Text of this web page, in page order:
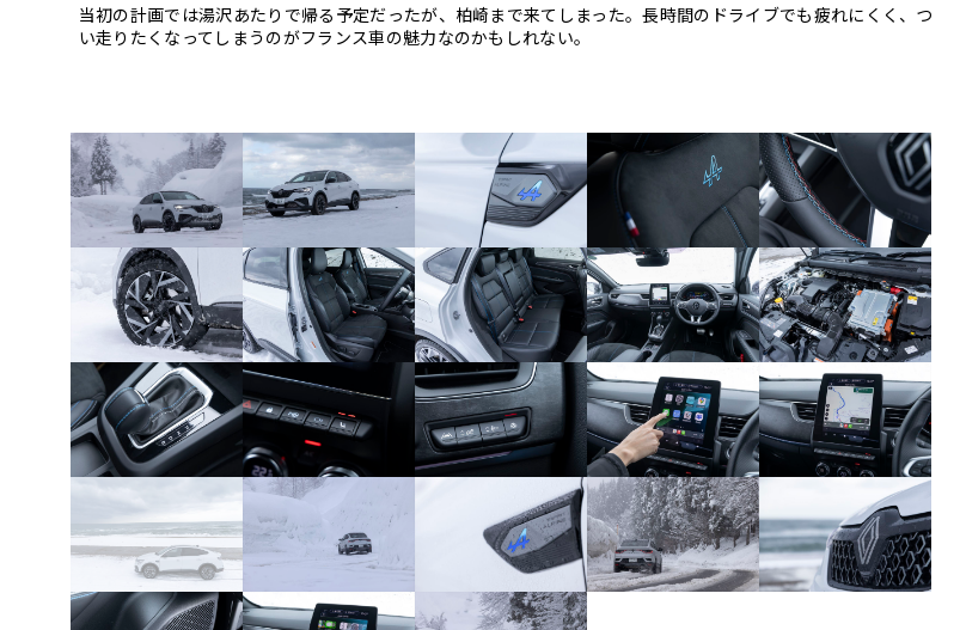
当初の計画では湯沢あたりで帰る予定だったが、柏崎まで来てしまった。長時間のドライブでも疲れにくく、つ
い走りたくなってしまうのがフランス車の魅力なのかもしれない。